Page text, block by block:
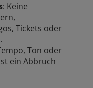
: Keine
Tickets oder
Ton oder
ein Abbruch